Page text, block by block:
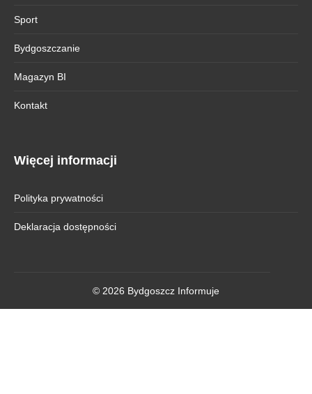
Sport
Bydgoszczanie
Magazyn BI
Kontakt
Więcej informacji
Polityka prywatności
Deklaracja dostępności
© 2026 Bydgoszcz Informuje